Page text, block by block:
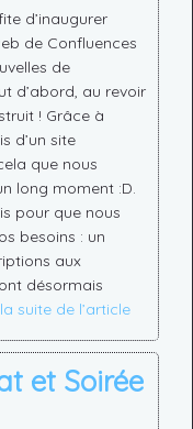
d’inaugurer
de Confluences
de
d’abord, au revoir
! Grâce à
d’un site
que nous
long moment :D.
pour que nous
besoins : un
aux
désormais
suite de l’article
et Soirée